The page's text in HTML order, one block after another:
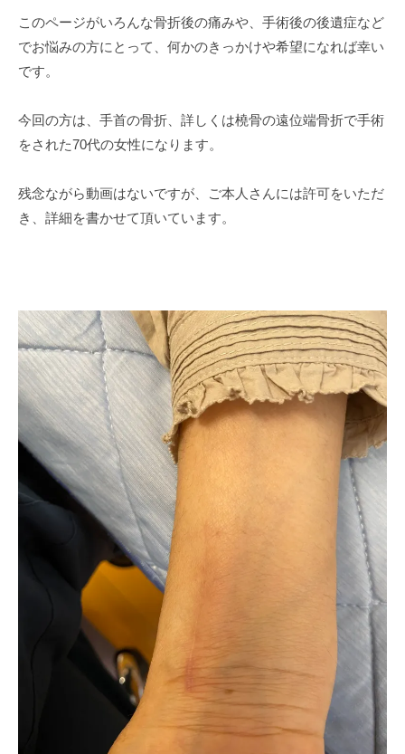
体
手
首
の
症
例
2025
日
by
川
口
英
このページがいろんな骨折後の痛みや、手術後の後遺症など
でお悩みの方にとって、何かのきっかけや希望になれば幸い
です。
今回の方は、手首の骨折、詳しくは橈骨の遠位端骨折で手術
をされた70代の女性になります。
残念ながら動画はないですが、ご本人さんには許可をいただ
き、詳細を書かせて頂いています。